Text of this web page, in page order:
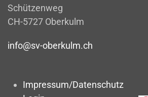
Schützenweg
CH-5727 Oberkulm
info@sv-oberkulm.ch
Impressum/Datenschutz